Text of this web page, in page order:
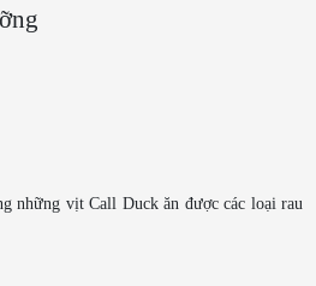
những vịt Call Duck ăn được các loại rau